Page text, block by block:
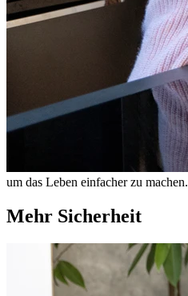
um das Leben einfacher zu machen.
Mehr Sicherheit